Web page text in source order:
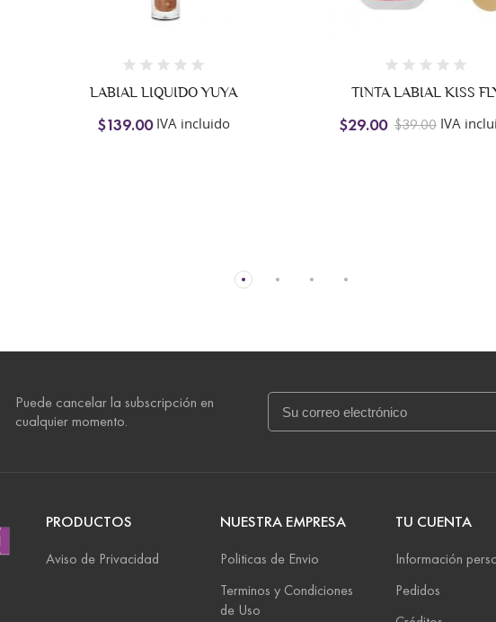
LABIAL LIQUIDO YUYA
$139.00IVA incluido
TINTA LABIAL KISS
$29.00 $39.00IVA
Puede cancelar la subscripción en
cualquier momento.
PRODUCTOS
Aviso de Privacidad
NUESTRA EMPRESA
Politicas de Envio
Terminos y Condiciones
de Uso
TU CUENTA
Información
Pedidos